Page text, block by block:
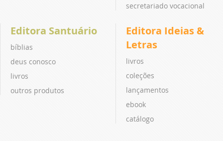
secretariado vocacional
Editora Santuário
bíblias
deus conosco
livros
outros produtos
Editora Ideias &
Letras
livros
coleções
lançamentos
ebook
catálogo